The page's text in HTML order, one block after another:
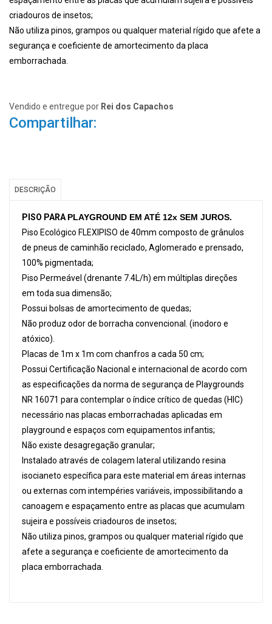
criadouros de insetos;
Não utiliza pinos, grampos ou qualquer material rígido que afete a
segurança e coeficiente de amortecimento da placa
emborrachada.
Vendido e entregue por Rei dos Capachos
Compartilhar:
DESCRIÇÃO
PISO PARA PLAYGROUND EM ATÉ 12x SEM JUROS.
Piso Ecológico FLEXIPISO de 40mm composto de grânulos
de pneus de caminhão reciclado, Aglomerado e prensado,
100% pigmentada;
Piso Permeável (drenante 7.4L/h) em múltiplas direções
em toda sua dimensão;
Possui bolsas de amortecimento de quedas;
Não produz odor de borracha convencional. (inodoro e
atóxico).
Placas de 1m x 1m com chanfros a cada 50 cm;
Possui Certificação Nacional e internacional de acordo com
as especificações da norma de segurança de Playgrounds
NR 16071 para contemplar o índice crítico de quedas (HIC)
necessário nas placas emborrachadas aplicadas em
playground e espaços com equipamentos infantis;
Não existe desagregação granular;
Instalado através de colagem lateral utilizando resina
isocianeto específica para este material em áreas internas
ou externas com intempéries variáveis, impossibilitando a
canoagem e espaçamento entre as placas que acumulam
sujeira e possíveis criadouros de insetos;
Não utiliza pinos, grampos ou qualquer material rígido que
afete a segurança e coeficiente de amortecimento da
placa emborrachada.